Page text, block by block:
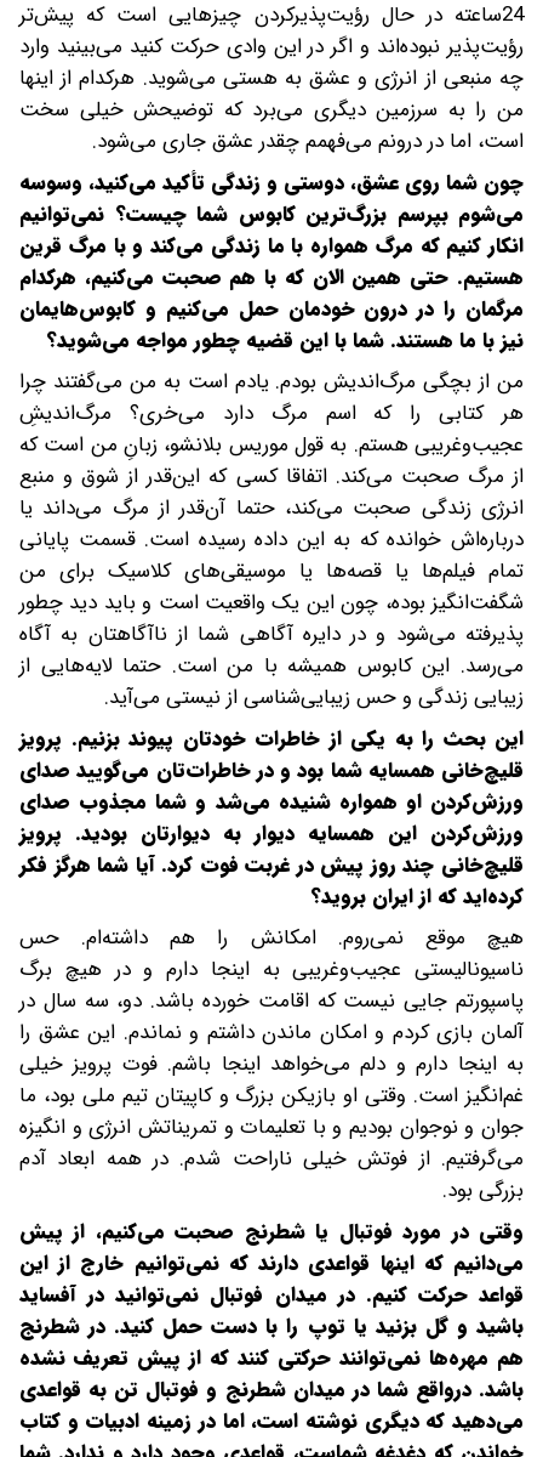
24ساعته در حال رؤیت‌پذیرکردن چیزهایی است که پیش‌تر
رؤیت‌پذیر نبوده‌اند و اگر در این وادی حرکت کنید می‌بینید وارد
چه منبعی از انرژی و عشق به هستی می‌شوید. هرکدام از اینها
من را به سرزمین دیگری می‌برد که توضیحش خیلی سخت
است، اما در درونم می‌فهمم چقدر عشق جاری می‌شود.
چون شما روی عشق، دوستی و زندگی تأکید می‌کنید، وسوسه
می‌شوم بپرسم بزرگ‌ترین کابوس شما چیست؟ نمی‌توانیم
انکار کنیم که مرگ همواره با ما زندگی می‌کند و با مرگ قرین
هستیم. حتی همین الان که با هم صحبت می‌کنیم، هرکدام
مرگمان را در درون خودمان حمل می‌کنیم و کابوس‌هایمان
نیز با ما هستند. شما با این قضیه چطور مواجه می‌شوید؟
من از بچگی مرگ‌اندیش بودم. یادم است به من می‌گفتند چرا
هر کتابی را که اسم مرگ دارد می‌خری؟ مرگ‌اندیشِ
عجیب‌وغریبی هستم. به قول موریس بلانشو، زبانِ من است که
از مرگ صحبت می‌کند. اتفاقا کسی که این‌قدر از شوق و منبع
انرژی زندگی صحبت می‌کند، حتما آن‌قدر از مرگ می‌داند یا
درباره‌اش خوانده که به این داده رسیده است. قسمت پایانی
تمام فیلم‌ها یا قصه‌ها یا موسیقی‌های کلاسیک برای من
شگفت‌انگیز بوده، چون این یک واقعیت است و باید دید چطور
پذیرفته می‌شود و در دایره آگاهی شما از ناآگاهتان به آگاه
می‌رسد. این کابوس همیشه با من است. حتما لایه‌هایی از
زیبایی زندگی و حس زیبایی‌شناسی از نیستی می‌آید.
این بحث را به یکی از خاطرات خودتان پیوند بزنیم. پرویز
قلیچ‌خانی همسایه شما بود و در خاطرات‌تان می‌گویید صدای
ورزش‌کردن او همواره شنیده می‌شد و شما مجذوب صدای
ورزش‌کردن این همسایه‌ دیوار به دیوارتان بودید. پرویز
قلیچ‌خانی چند روز پیش در غربت فوت کرد. آیا شما هرگز فکر
کرده‌اید که از ایران بروید؟
هیچ‌ موقع نمی‌روم. امکانش را هم داشته‌ام. حس
ناسیونالیستی عجیب‌وغریبی به اینجا دارم و در هیچ برگ
پاسپورتم جایی نیست که اقامت خورده باشد. دو، سه سال در
آلمان بازی کردم و امکان ماندن داشتم و نماندم. این عشق را
به اینجا دارم و دلم می‌خواهد اینجا باشم. فوت پرویز خیلی
غم‌انگیز است. وقتی او بازیکن بزرگ و کاپیتان تیم ملی بود، ما
جوان و نوجوان بودیم و با تعلیمات و تمریناتش انرژی و انگیزه
می‌گرفتیم. از فوتش خیلی ناراحت شدم. در همه ابعاد آدم
بزرگی بود.
وقتی در مورد فوتبال یا شطرنج صحبت می‌کنیم، از پیش
می‌دانیم که اینها قواعدی دارند که نمی‌توانیم خارج از این
قواعد حرکت کنیم. در میدان فوتبال نمی‌توانید در آفساید
باشید و گل بزنید یا توپ را با دست حمل کنید. در شطرنج
هم مهره‌ها نمی‌توانند حرکتی کنند که از پیش تعریف نشده
باشد. درواقع شما در میدان شطرنج و فوتبال تن به قواعدی
می‌دهید که دیگری نوشته است، اما در زمینه ادبیات و کتاب